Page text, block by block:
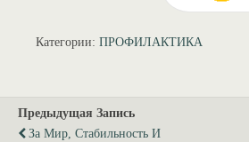
Категории: ПРОФИЛАКТИКА
Предыдущая Запись
За Мир, Стабильность И